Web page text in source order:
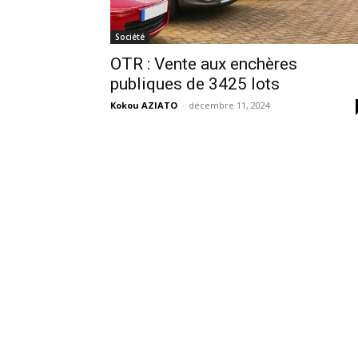
Société
OTR : Vente aux enchères
publiques de 3425 lots
Kokou AZIATO - décembre 11, 2024